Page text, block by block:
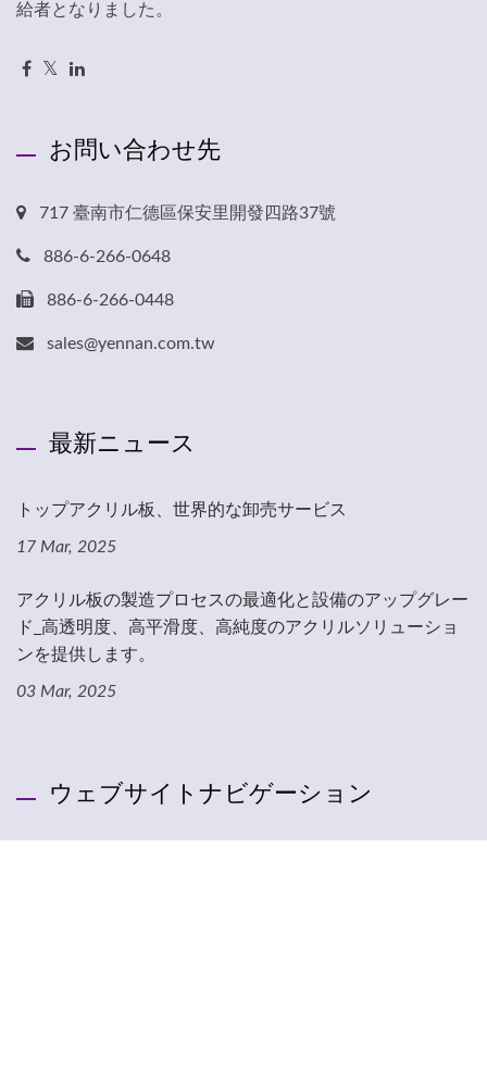
給者となりました。
お問い合わせ先
717 臺南市仁德區保安里開發四路37號
886-6-266-0648
886-6-266-0448
sales@yennan.com.tw
最新ニュース
トップアクリル板、世界的な卸売サービス
17 Mar, 2025
アクリル板の製造プロセスの最適化と設備のアップグレー
ド_高透明度、高平滑度、高純度のアクリルソリューショ
ンを提供します。
03 Mar, 2025
ウェブサイトナビゲーション